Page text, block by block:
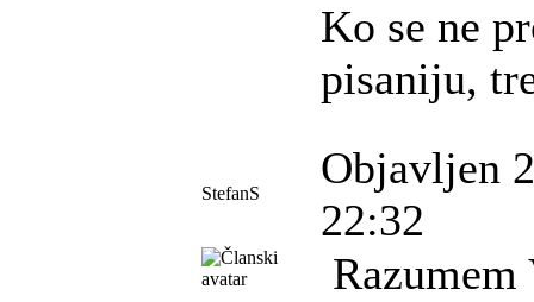
Ko se ne
pisaniju,
StefanS
Objavljen
22:32